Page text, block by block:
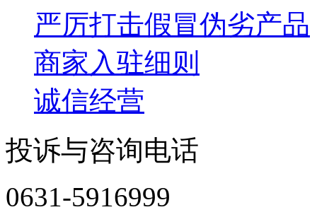
严厉打击假冒伪劣产品
商家入驻细则
诚信经营
投诉与咨询电话
0631-5916999